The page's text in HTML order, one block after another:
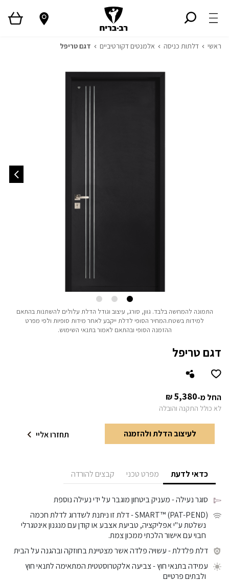
ראשי דלתות כניסה אלמנטים דקורטיביים דגם טריפל
דגם טריפל
החל מ- ₪5,380
לא כולל התקנה והובלה
לעיצוב הדלת ולהזמנה תחזרו אליי
כדאי לדעת מפרט טכני קבצים להורדה
סוגר נעילה- מעניק ביטחון מוגבר על ידי נעילה נוספת
SMART™ (PAT-PEND)- דלת זו ניתנת לשדרוג לדלת חכמה
נשלטת ע"י אפליקציה, טביעת אצבע או קודן עם מנגנון אינטגרלי
חבוי עם אישור הלכתי ממכון צמת.
דלת פלדלת- עשויה פלדה אשר מצטיינת בחוזקה ובהגנה על הבית
עמידה בתנאי חוץ- צביעה אלקטרוסטטית המתאימה לתנאי חוץ
ולבתים פרטיים
התמונה להמחשה בלבד.גוון, סורג, עיצוב וגודל הדלת עלולים להשתנות בהתאם
למידות בשטח.המחיר הסופי לדלת ייקבע לאחר מידות סופיות ולפי מפרט
ההזמנה הסופי ובהתאם לאמור בתנאי השימוש.